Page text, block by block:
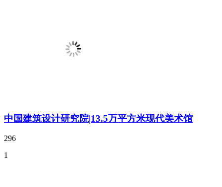
中国建筑设计研究院|13.5万平方米现代美术馆
296
1